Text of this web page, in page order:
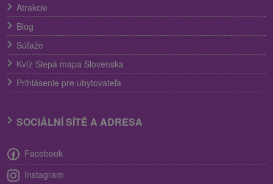
Atrakcie
Blog
Súťaže
Kvíz Slepá mapa Slovenska
Prihlásenie pre ubytovateľa
SOCIÁLNÍ SÍTĚ A ADRESA
Facebook
Instagram